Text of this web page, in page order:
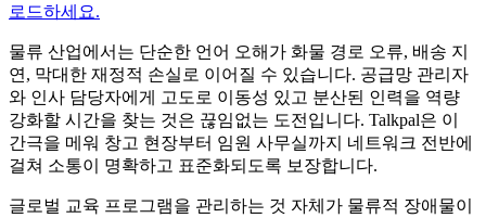
로드하세요.
물류 산업에서는 단순한 언어 오해가 화물 경로 오류, 배송 지
연, 막대한 재정적 손실로 이어질 수 있습니다. 공급망 관리자
와 인사 담당자에게 고도로 이동성 있고 분산된 인력을 역량
강화할 시간을 찾는 것은 끊임없는 도전입니다. Talkpal은 이
간극을 메워 창고 현장부터 임원 사무실까지 네트워크 전반에
걸쳐 소통이 명확하고 표준화되도록 보장합니다.
글로벌 교육 프로그램을 관리하는 것 자체가 물류적 장애물이